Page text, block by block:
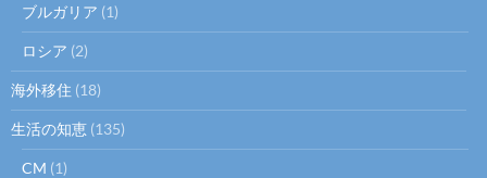
ブルガリア (1)
ロシア (2)
海外移住 (18)
生活の知恵 (135)
CM (1)